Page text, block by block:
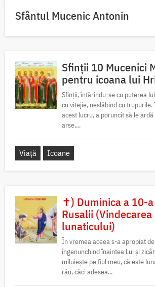
Sfântul Mucenic Antonin
Sfinții 10 Mucenici
pentru icoana lui
Sfinții, întărindu-se cu puterea
cu vitejie, neslăbind cu
acest lucru, a poruncit să le
arse,...
Viață Icoane
✝) Duminica a 10-
Rusalii (Vindecarea
lunaticului)
În vremea aceea s-a apropiat
îngenunchind înaintea Lui și
miluiește pe fiul meu, că este
rău, căci adesea...